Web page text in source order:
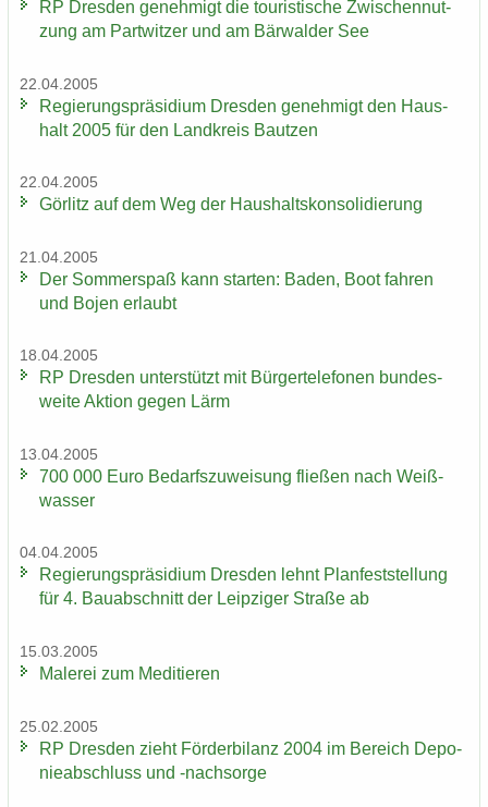
RP Dres­den ge­neh­migt die tou­ris­ti­sche Zwi­schen­nut­
zung am Part­wit­zer und am Bär­wal­der See
22.04.2005
Re­gie­rungs­prä­si­di­um Dres­den ge­neh­migt den Haus­
halt 2005 für den Land­kreis Baut­zen
22.04.2005
Gör­litz auf dem Weg der Haus­halts­kon­so­li­die­rung
21.04.2005
Der Som­mer­spaß kann star­ten: Baden, Boot fah­ren
und Bojen er­laubt
18.04.2005
RP Dres­den un­ter­stützt mit Bür­ger­te­le­fo­nen bun­des­
wei­te Ak­ti­on gegen Lärm
13.04.2005
700 000 Euro Be­darfs­zu­wei­sung flie­ßen nach Weiß­
was­ser
04.04.2005
Re­gie­rungs­prä­si­di­um Dres­den lehnt Plan­fest­stel­lung
für 4. Bau­ab­schnitt der Leip­zi­ger Stra­ße ab
15.03.2005
Ma­le­rei zum Me­di­tie­ren
25.02.2005
RP Dres­den zieht För­der­bi­lanz 2004 im Be­reich De­po­
nie­ab­schluss und -​nachsorge